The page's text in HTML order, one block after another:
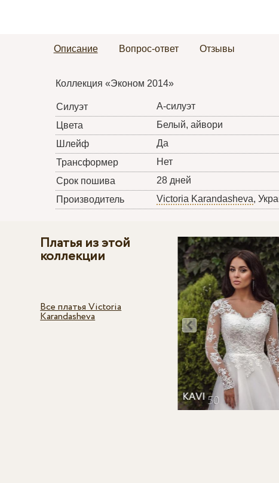
Описание Вопрос-ответ Отзывы
Коллекция «Эконом 2014»
Силуэт
А-силуэт
Цвета
Белый, айвори
Шлейф
Да
Трансформер
Нет
Срок пошива
28 дней
Производитель
Victoria Karandasheva,
Платья из этой
коллекции
Все платья Victoria
Karandasheva